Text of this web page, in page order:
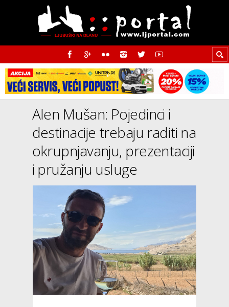
Alen Mušan: Pojedinci i
destinacije trebaju raditi na
okrupnjavanju, prezentaciji
i pružanju usluge